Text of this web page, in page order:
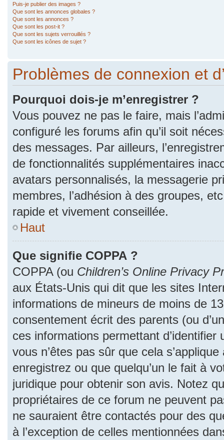
Puis-je publier des images ?
Que sont les annonces globales ?
Que sont les annonces ?
Que sont les post-it ?
Que sont les sujets verrouillés ?
Que sont les icônes de sujet ?
Problèmes de connexion et
Pourquoi dois-je m’enregistrer ?
Vous pouvez ne pas le faire, mais
configuré les forums afin qu’il soit
des messages. Par ailleurs,
de fonctionnalités supplémentaires
avatars personnalisés, la messagerie
membres, l’adhésion à des groupes,
rapide et vivement conseillée.
Haut
Que signifie COPPA ?
COPPA (ou Children’s Online Privacy
aux États-Unis qui dit que les sites
informations de mineurs de moins de
consentement écrit des parents (ou
ces informations permettant
vous n’êtes pas sûr que cela
enregistrez ou que quelqu’un le fait à
juridique pour obtenir son avis. Notez
propriétaires de ce forum ne peuvent
ne sauraient être contactés pour des
à l’exception de celles mentionnées